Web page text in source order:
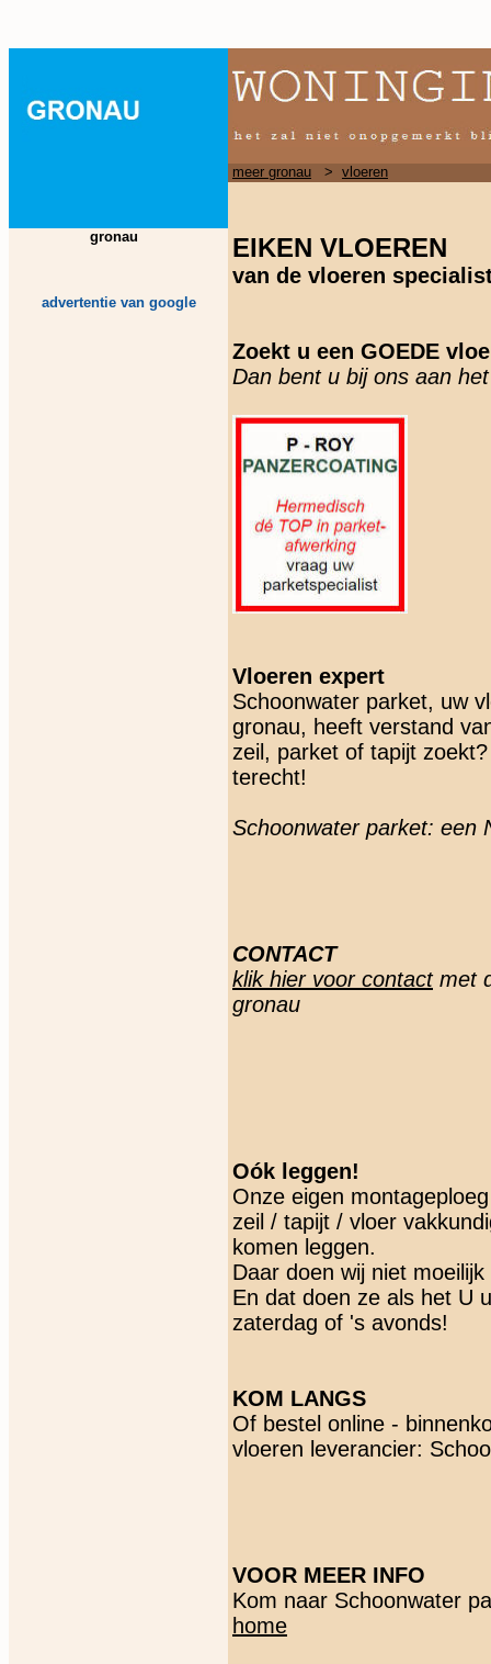
gronau
advertentie van google
meer gronau > vloeren
EIKEN VLOEREN
van de vloeren
Zoekt u een GOEDE
Dan bent u bij ons aan
Vloeren expert
Schoonwater parket, uw
gronau, heeft verstand
zeil, parket of tapijt
terecht!
Schoonwater parket: een
CONTACT
klik hier voor contactmet
gronau
Oók leggen!
Onze eigen
zeil / tapijt / vloer
komen leggen.
Daar doen wij niet
En dat doen ze als het U
zaterdag of 's avonds!
KOM LANGS
Of bestel online -
vloeren leverancier:
VOOR MEER INFO
Kom naar Schoonwater
home